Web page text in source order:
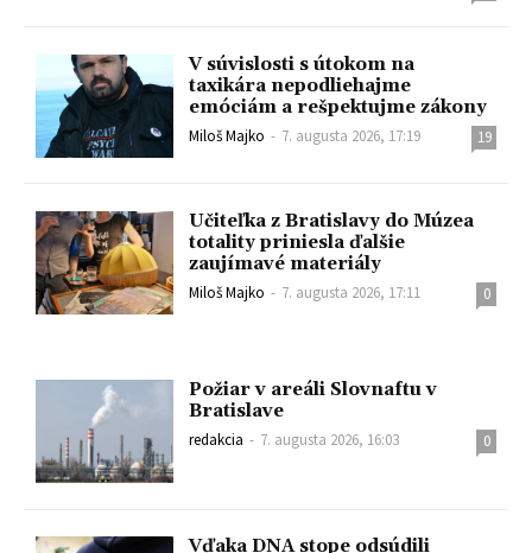
V súvislosti s útokom na
taxikára nepodliehajme
emóciám a rešpektujme zákony
Miloš Majko - 7. augusta 2026, 17:19 19
Učiteľka z Bratislavy do Múzea
totality priniesla ďalšie
zaujímavé materiály
Miloš Majko - 7. augusta 2026, 17:11 0
Požiar v areáli Slovnaftu v
Bratislave
redakcia - 7. augusta 2026, 16:03 0
Vďaka DNA stope odsúdili